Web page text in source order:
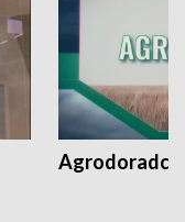
Agrodoradcy